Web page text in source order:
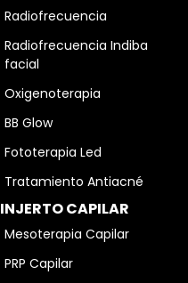
Radiofrecuencia
Radiofrecuencia Indiba
facial
Oxigenoterapia
BB Glow
Fototerapia Led
Tratamiento Antiacné
INJERTO CAPILAR
Mesoterapia Capilar
PRP Capilar